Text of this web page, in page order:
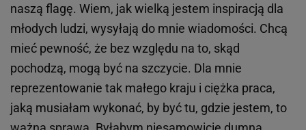
naszą flagę. Wiem, jak wielką jestem inspiracją dla
młodych ludzi, wysyłają do mnie wiadomości. Chcą
mieć pewność, że bez względu na to, skąd
pochodzą, mogą być na szczycie. Dla mnie
reprezentowanie tak małego kraju i ciężka praca,
jaką musiałam wykonać, by być tu, gdzie jestem, to